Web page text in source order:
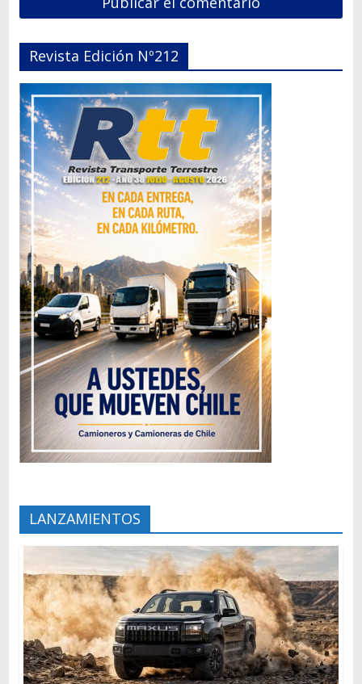
Revista Edición Nº212
LANZAMIENTOS